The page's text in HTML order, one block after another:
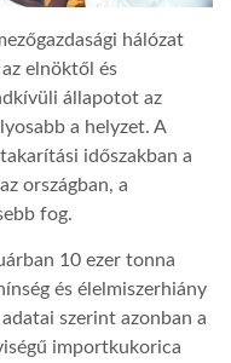
hálózat
elnöktől és
állapotot az
a helyzet. A
időszakban a
országban, a
fog.
10 ezer tonna
és élelmiszerhiány
szerint azonban a
importkukorica